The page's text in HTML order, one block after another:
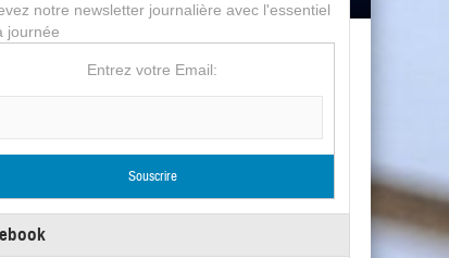
notre newsletter journalière avec l'essentiel
journée
Entrez votre Email: